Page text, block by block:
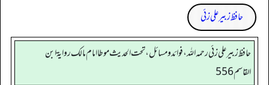
حافظ زبیر علی زئی
حافظ زبير على زئي رحمه الله، فوائد و مسائل، تحت الحديث موطا امام مالك رواية ابن
القاسم 556